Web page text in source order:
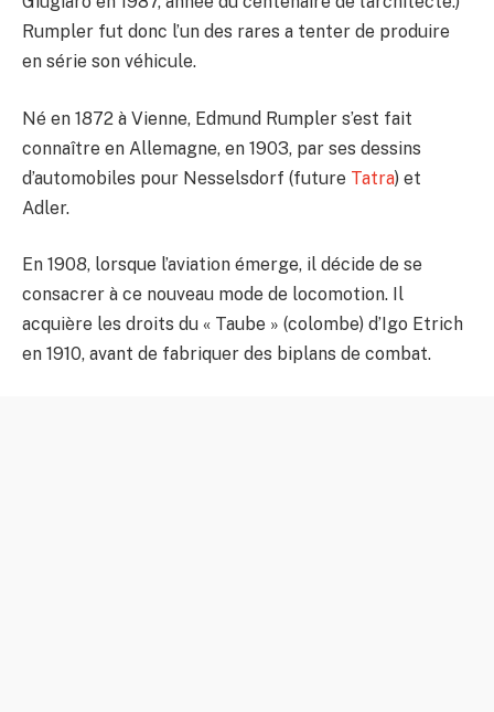
Rumpler fut donc l’un des rares a tenter de produire
en série son véhicule.
Né en 1872 à Vienne, Edmund Rumpler s’est fait
connaître en Allemagne, en 1903, par ses dessins
d’automobiles pour Nesselsdorf (future Tatra) et
Adler.
En 1908, lorsque l’aviation émerge, il décide de se
consacrer à ce nouveau mode de locomotion. Il
acquière les droits du « Taube » (colombe) d’Igo Etrich
en 1910, avant de fabriquer des biplans de combat.